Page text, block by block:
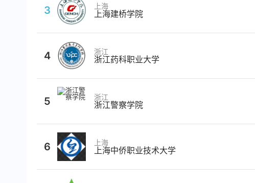
3 上海
上海建桥学院
4 浙江
浙江药科职业大学
5 浙江
浙江警察学院
6 上海
上海中侨职业技术大学